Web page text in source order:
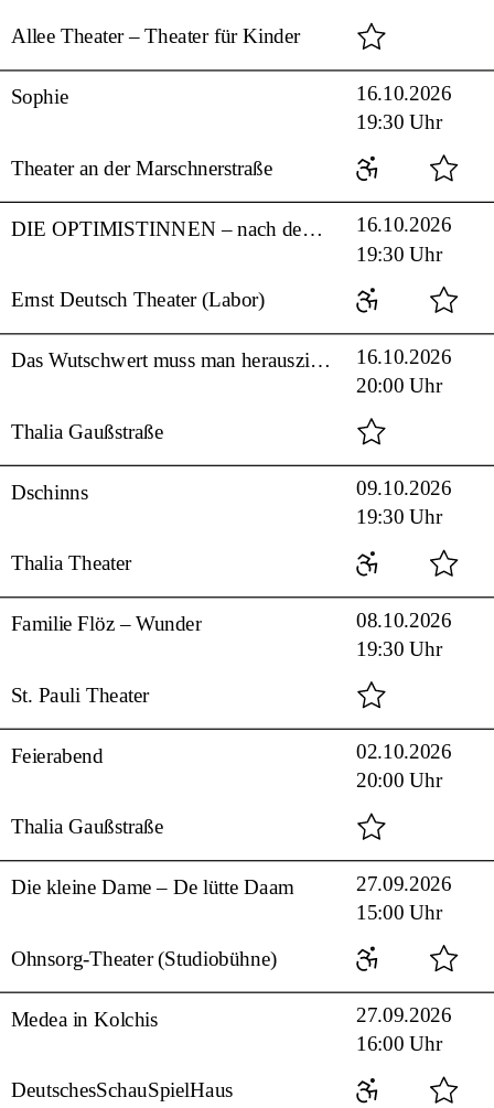
Allee Theater – Theater für Kinder
Theater an der Marschnerstraße
16.10.2026
19:30 Uhr
Sophie
Ernst Deutsch Theater (Labor)
16.10.2026
19:30 Uhr
Thalia Gaußstraße
16.10.2026
20:00 Uhr
Das Wutschwert muss man herausziehen, bevor es weitergeht
Thalia Theater
09.10.2026
19:30 Uhr
Dschinns
St. Pauli Theater
08.10.2026
19:30 Uhr
Familie Flöz – Wunder
Thalia Gaußstraße
02.10.2026
20:00 Uhr
Feierabend
Ohnsorg-Theater (Studiobühne)
27.09.2026
15:00 Uhr
Die kleine Dame – De lütte Daam
DeutschesSchauSpielHaus
27.09.2026
16:00 Uhr
Medea in Kolchis